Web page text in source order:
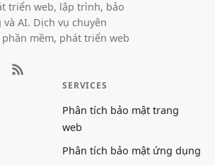
triển web, lập trình, bảo
AI. Dịch vụ chuyên
mềm, phát triển web
SERVICES
Phân tích bảo mật trang
web
Phân tích bảo mật ứng dụng